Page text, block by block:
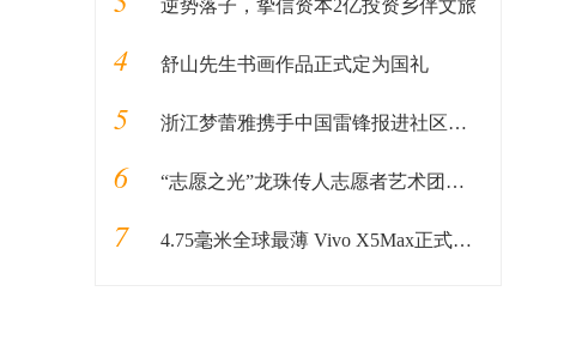
逆势落子，挚信资本2亿投资乡伴文旅
4 舒山先生书画作品正式定为国礼
5 浙江梦蕾雅携手中国雷锋报进社区公益活动
6 “志愿之光”龙珠传人志愿者艺术团启动仪式在京顺利启动
7 4.75毫米全球最薄 Vivo X5Max正式发布